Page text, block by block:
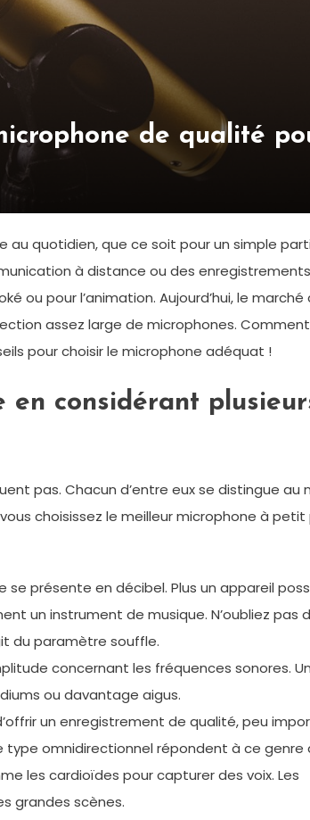
de qualité
quotidien, que ce soit pour un simple
à distance ou des enregistrements
ou pour l’animation. Aujourd’hui, le marché
assez large de microphones.
pour choisir le microphone adéquat !
en considérant
pas. Chacun d’entre eux se distingue au
choisissez le meilleur microphone à petit
se présente en décibel. Plus un appareil
un instrument de musique. N’oubliez pas
du paramètre souffle.
concernant les fréquences sonores.
ou davantage aigus.
un enregistrement de qualité, peu
omnidirectionnel répondent à ce genre
les cardioïdes pour capturer des voix. Les
grandes scènes.